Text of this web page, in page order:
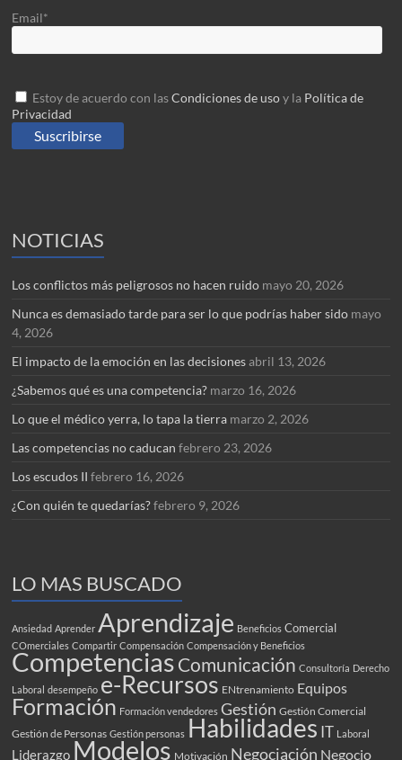
Email*
Estoy de acuerdo con lasCondiciones de usoy la Política de
Privacidad
NOTICIAS
Los conflictos más peligrosos no hacen ruido mayo 20, 2026
Nunca es demasiado tarde para ser lo que podrías haber sido mayo
4, 2026
El impacto de la emoción en las decisiones abril 13, 2026
¿Sabemos qué es una competencia? marzo 16, 2026
Lo que el médico yerra, lo tapa la tierra marzo 2, 2026
Las competencias no caducan febrero 23, 2026
Los escudos II febrero 16, 2026
¿Con quién te quedarías? febrero 9, 2026
LO MAS BUSCADO
Ansiedad Aprender Aprendizaje Beneficios Comercial
COmerciales Compartir Compensación Compensación y Beneficios
Competencias Comunicación Consultoría Derecho
Laboral desempeño e-Recursos ENtrenamiento Equipos
Formación Formación vendedores Gestión Gestión Comercial
Gestión de Personas Gestión personas Habilidades IT Laboral
Liderazgo Modelos Motivación Negociación Negocio